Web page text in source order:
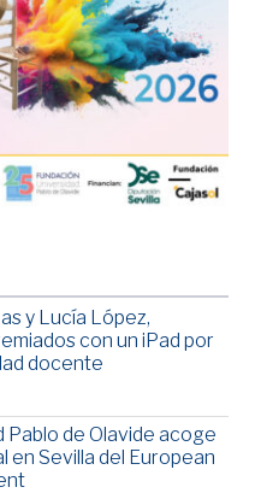
y Lucía López,
con un iPad por
docente
Pablo de Olavide acoge
en Sevilla del European